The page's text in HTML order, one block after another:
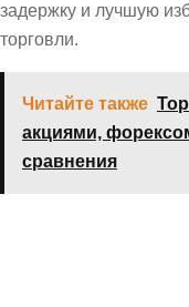
задержку и лучшую
торговли.
Читайте также
акциями,
сравнения